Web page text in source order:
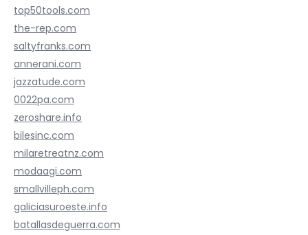
top50tools.com
the-rep.com
saltyfranks.com
annerani.com
jazzatude.com
0022pa.com
zeroshare.info
bilesinc.com
milaretreatnz.com
modaagi.com
smallvilleph.com
galiciasuroeste.info
batallasdeguerra.com